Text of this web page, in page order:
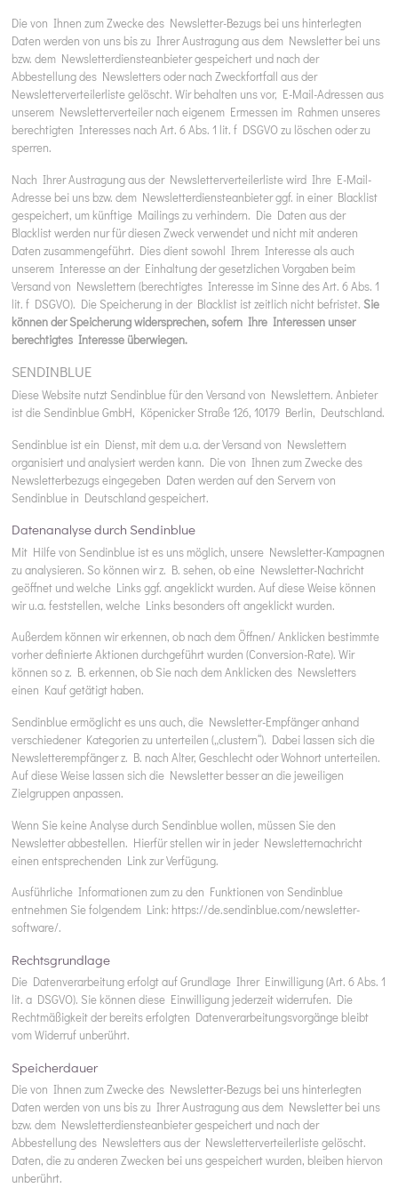
Die von Ihnen zum Zwecke des Newsletter-Bezugs bei uns hinterlegten
Daten werden von uns bis zu Ihrer Austragung aus dem Newsletter bei uns
bzw. dem Newsletterdiensteanbieter gespeichert und nach der
Abbestellung des Newsletters oder nach Zweckfortfall aus der
Newsletterverteilerliste gelöscht. Wir behalten uns vor, E-Mail-Adressen aus
unserem Newsletterverteiler nach eigenem Ermessen im Rahmen unseres
berechtigten Interesses nach Art. 6 Abs. 1 lit. f DSGVO zu löschen oder zu
sperren.
Nach Ihrer Austragung aus der Newsletterverteilerliste wird Ihre E-Mail-
Adresse bei uns bzw. dem Newsletterdiensteanbieter ggf. in einer Blacklist
gespeichert, um künftige Mailings zu verhindern. Die Daten aus der
Blacklist werden nur für diesen Zweck verwendet und nicht mit anderen
Daten zusammengeführt. Dies dient sowohl Ihrem Interesse als auch
unserem Interesse an der Einhaltung der gesetzlichen Vorgaben beim
Versand von Newslettern (berechtigtes Interesse im Sinne des Art. 6 Abs. 1
lit. f DSGVO). Die Speicherung in der Blacklist ist zeitlich nicht befristet. Sie
können der Speicherung widersprechen, sofern Ihre Interessen unser
berechtigtes Interesse überwiegen.
SENDINBLUE
Diese Website nutzt Sendinblue für den Versand von Newslettern. Anbieter
ist die Sendinblue GmbH, Köpenicker Straße 126, 10179 Berlin, Deutschland.
Sendinblue ist ein Dienst, mit dem u.a. der Versand von Newslettern
organisiert und analysiert werden kann. Die von Ihnen zum Zwecke des
Newsletterbezugs eingegeben Daten werden auf den Servern von
Sendinblue in Deutschland gespeichert.
Datenanalyse durch Sendinblue
Mit Hilfe von Sendinblue ist es uns möglich, unsere Newsletter-Kampagnen
zu analysieren. So können wir z. B. sehen, ob eine Newsletter-Nachricht
geöffnet und welche Links ggf. angeklickt wurden. Auf diese Weise können
wir u.a. feststellen, welche Links besonders oft angeklickt wurden.
Außerdem können wir erkennen, ob nach dem Öffnen/ Anklicken bestimmte
vorher definierte Aktionen durchgeführt wurden (Conversion-Rate). Wir
können so z. B. erkennen, ob Sie nach dem Anklicken des Newsletters
einen Kauf getätigt haben.
Sendinblue ermöglicht es uns auch, die Newsletter-Empfänger anhand
verschiedener Kategorien zu unterteilen („clustern“). Dabei lassen sich die
Newsletterempfänger z. B. nach Alter, Geschlecht oder Wohnort unterteilen.
Auf diese Weise lassen sich die Newsletter besser an die jeweiligen
Zielgruppen anpassen.
Wenn Sie keine Analyse durch Sendinblue wollen, müssen Sie den
Newsletter abbestellen. Hierfür stellen wir in jeder Newsletternachricht
einen entsprechenden Link zur Verfügung.
Ausführliche Informationen zum zu den Funktionen von Sendinblue
entnehmen Sie folgendem Link: https://de.sendinblue.com/newsletter-
software/.
Rechtsgrundlage
Die Datenverarbeitung erfolgt auf Grundlage Ihrer Einwilligung (Art. 6 Abs. 1
lit. a DSGVO). Sie können diese Einwilligung jederzeit widerrufen. Die
Rechtmäßigkeit der bereits erfolgten Datenverarbeitungsvorgänge bleibt
vom Widerruf unberührt.
Speicherdauer
Die von Ihnen zum Zwecke des Newsletter-Bezugs bei uns hinterlegten
Daten werden von uns bis zu Ihrer Austragung aus dem Newsletter bei uns
bzw. dem Newsletterdiensteanbieter gespeichert und nach der
Abbestellung des Newsletters aus der Newsletterverteilerliste gelöscht.
Daten, die zu anderen Zwecken bei uns gespeichert wurden, bleiben hiervon
unberührt.